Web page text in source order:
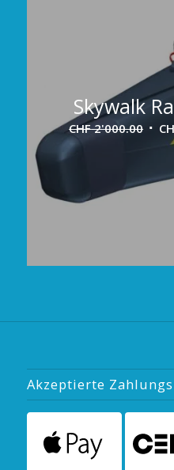
Skywalk
CHF2'000.00
Preis
CHF
Akzeptierte